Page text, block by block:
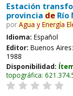
Estación
provincia deRío
por Agua y Energía
Idioma: Español
Editor: Buenos Aires:
1988
Disponibilidad:
topográfica: